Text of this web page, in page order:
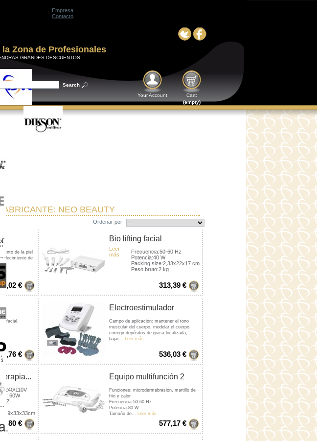
Empresa
Contacto
la Zona de Profesionales
GRANDES DESCUENTOS
Cart:
(empty)
Your Account
NEO BEAUTY
Ordenar por
de la piel
de
€
Bio lifting facial
Frecuencia:50-60 Hz
Potencia:40 W
Packing size:2,33x22x17 cm
Peso bruto:2 kg
Leer
más
313,39 €
facial,
€
Electroestimulador
Campo de aplicación: mantener el tono
muscular del cuerpo, modelar el cuerpo,
corregir depósitos de grasa localizada,
bajar... Leer más
536,03 €
240/110V
60W
49x33x33cm
€
Equipo multifunción 2
Funciones: microdermabrasión, martillo de
frio y calor
Frecuencia:50-60 Hz
Potencia:80 W
Tamaño de... Leer más
577,17 €